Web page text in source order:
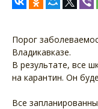
Порог
Владикавказе.
В результате, все
на карантин. Он
Все